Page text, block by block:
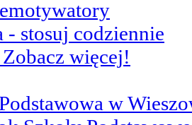
- stosuj codziennie
więcej!
w